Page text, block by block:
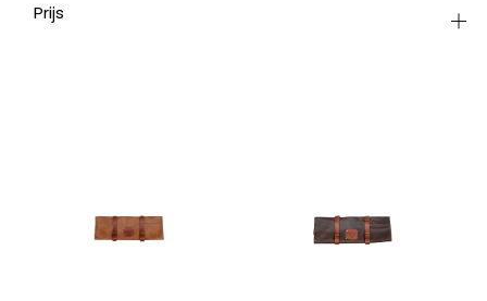
Prijs